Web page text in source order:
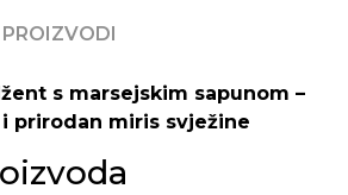
s marsejskim sapunom –
prirodan miris svježine